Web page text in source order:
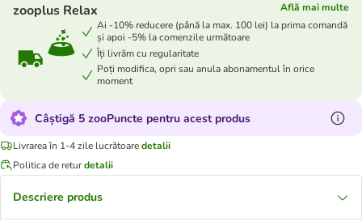
zooplus Relax
Află mai multe
Ai -10% reducere (până la max. 100 lei) la prima comandă
și apoi -5% la comenzile următoare
Îți livrăm cu regularitate
Poți modifica, opri sau anula abonamentul în orice
moment
Câștigă 5 zooPuncte pentru acest produs
Livrarea în 1-4 zile lucrătoaredetalii
Politica de returdetalii
Descriere produs